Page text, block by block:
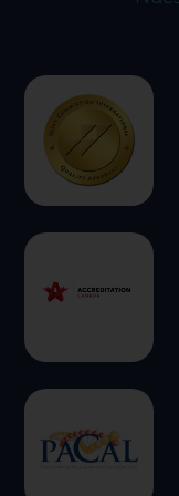
Permitir
Sistema de
Cookies
Cookies
Cookies